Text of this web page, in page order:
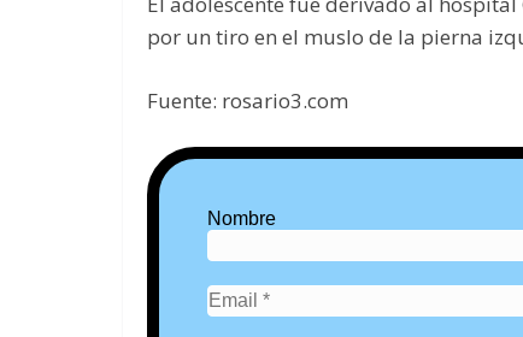
por un tiro en el muslo de la pierna
Fuente: rosario3.com
Nombre